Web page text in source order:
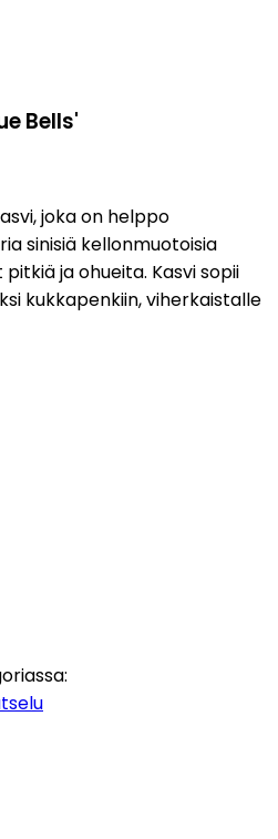
Bells'
joka on helppo
sinisiä kellonmuotoisia
ja ohueita. Kasvi sopii
kukkapenkiin, viherkaistalle